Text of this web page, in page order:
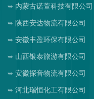
内蒙古诺萱科技有限公司
陕西安达物流有限公司
安徽丰盈环保有限公司
山西银泰旅游有限公司
安徽探音物流有限公司
河北瑞恒化工有限公司